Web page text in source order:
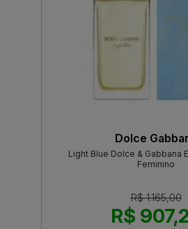
Dolce
Light Blue Dolce & Gabbana
Feminino
R$ 1.165,00
R$